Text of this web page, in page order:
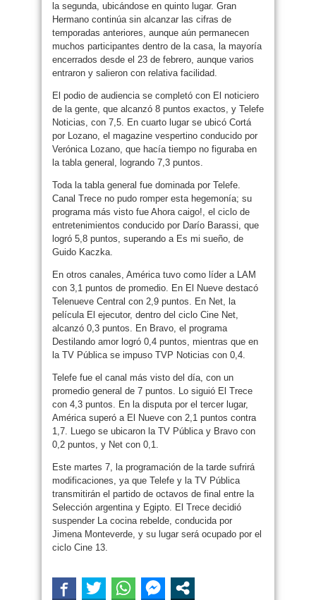
la segunda, ubicándose en quinto lugar. Gran
Hermano continúa sin alcanzar las cifras de
temporadas anteriores, aunque aún permanecen
muchos participantes dentro de la casa, la mayoría
encerrados desde el 23 de febrero, aunque varios
entraron y salieron con relativa facilidad.
El podio de audiencia se completó con El noticiero
de la gente, que alcanzó 8 puntos exactos, y Telefe
Noticias, con 7,5. En cuarto lugar se ubicó Cortá
por Lozano, el magazine vespertino conducido por
Verónica Lozano, que hacía tiempo no figuraba en
la tabla general, logrando 7,3 puntos.
Toda la tabla general fue dominada por Telefe.
Canal Trece no pudo romper esta hegemonía; su
programa más visto fue Ahora caigo!, el ciclo de
entretenimientos conducido por Darío Barassi, que
logró 5,8 puntos, superando a Es mi sueño, de
Guido Kaczka.
En otros canales, América tuvo como líder a LAM
con 3,1 puntos de promedio. En El Nueve destacó
Telenueve Central con 2,9 puntos. En Net, la
película El ejecutor, dentro del ciclo Cine Net,
alcanzó 0,3 puntos. En Bravo, el programa
Destilando amor logró 0,4 puntos, mientras que en
la TV Pública se impuso TVP Noticias con 0,4.
Telefe fue el canal más visto del día, con un
promedio general de 7 puntos. Lo siguió El Trece
con 4,3 puntos. En la disputa por el tercer lugar,
América superó a El Nueve con 2,1 puntos contra
1,7. Luego se ubicaron la TV Pública y Bravo con
0,2 puntos, y Net con 0,1.
Este martes 7, la programación de la tarde sufrirá
modificaciones, ya que Telefe y la TV Pública
transmitirán el partido de octavos de final entre la
Selección argentina y Egipto. El Trece decidió
suspender La cocina rebelde, conducida por
Jimena Monteverde, y su lugar será ocupado por el
ciclo Cine 13.